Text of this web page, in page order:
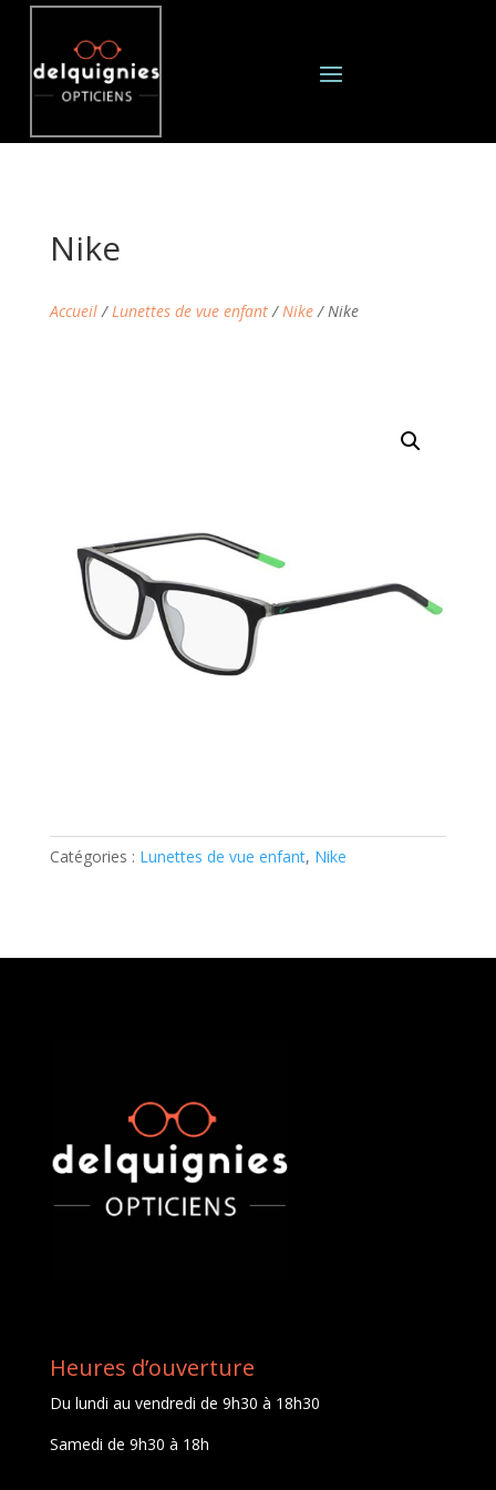
Nike
Accueil/Lunettes de vue enfant/Nike/ Nike
Catégories : Lunettes de vue enfant, Nike
Heures d’ouverture
Du lundi au vendredi de 9h30 à 18h30
Samedi de 9h30 à 18h